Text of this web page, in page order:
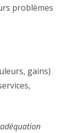
problèmes
gains)